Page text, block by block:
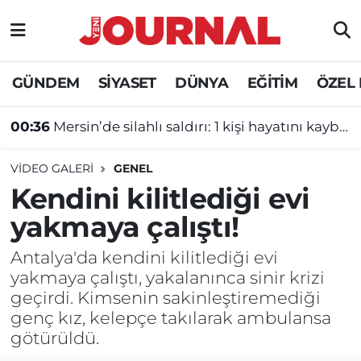
GÜNDEM SİYASET DÜNYA EĞİTİM ÖZEL
00:36 Mersin’de silahlı saldırı: 1 kişi hayatını kaybetti
VIDEO GALERI GENEL
Kendini kilitlediği evi
yakmaya çalıştı!
Antalya'da kendini kilitlediği evi
yakmaya çalıştı, yakalanınca sinir krizi
geçirdi. Kimsenin sakinleştiremediği
genç kız, kelepçe takılarak ambulansa
götürüldü.
GÜNDEM
SİYASET
DÜNYA
EĞİTİM
ÖZEL HABER
Nöbetçi Eczaneler
Hava Durumu
Süper Lig Puan Durumu ve Fikstür
Tüm Manşetler
Son Dakika Haberleri
Haber Arşivi